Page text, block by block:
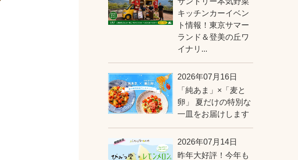
キッチンカーイベン
ト情報！東京サマー
ランド＆登美の丘ワ
イナリ...
2026年07月16日
「純あま」×「麦と
卵」 夏だけの特別な
一皿をお届けします
2026年07月14日
昨年大好評！今年も